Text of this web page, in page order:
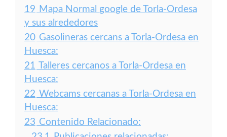
19 Mapa Normal google de Torla-Ordesa
y sus alrededores
20 Gasolineras cercans a Torla-Ordesa en
Huesca:
21 Talleres cercanos a Torla-Ordesa en
Huesca:
22 Webcams cercanas a Torla-Ordesa en
Huesca:
23 Contenido Relacionado: